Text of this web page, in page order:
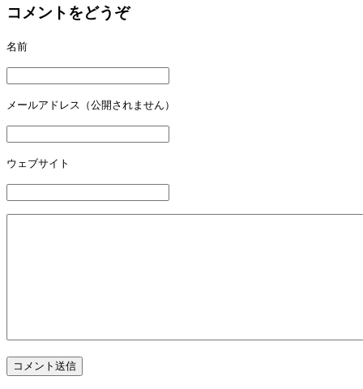
コメントをどうぞ
名前
メールアドレス（公開されません）
ウェブサイト
コメント送信